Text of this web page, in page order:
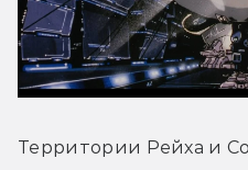
Территории Рейха и